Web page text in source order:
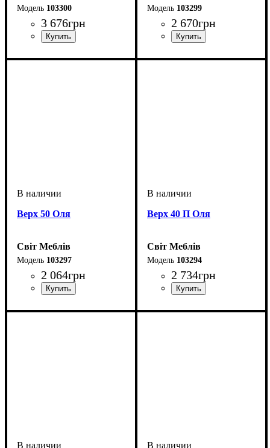
103300
3 676грн
103299
2 670грн
Верх 50 Оля
Світ Меблів
103297
2 064грн
Верх 40 П Оля
Світ Меблів
103294
2 734грн